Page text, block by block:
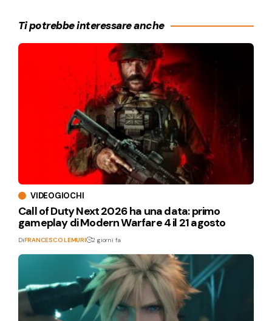
Ti potrebbe interessare anche
VIDEOGIOCHI
Call of Duty Next 2026 ha una data: primo
gameplay di Modern Warfare 4 il 21 agosto
DiFRANCESCO LEMURI 2 giorni fa